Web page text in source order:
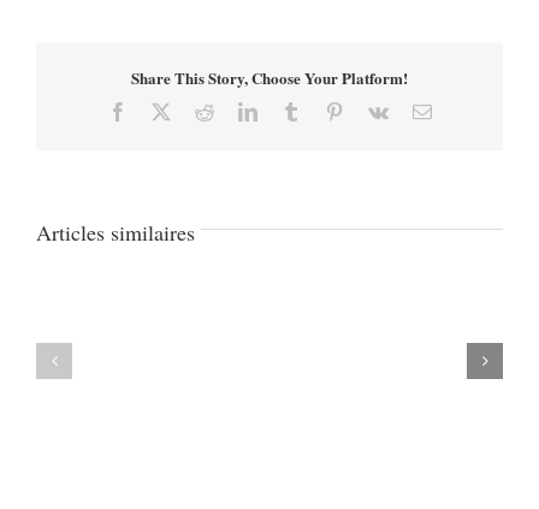
Share This Story, Choose Your Platform!
Facebook RedditLinkedInTumblr Pinterest
Vk Email
Articles similaires